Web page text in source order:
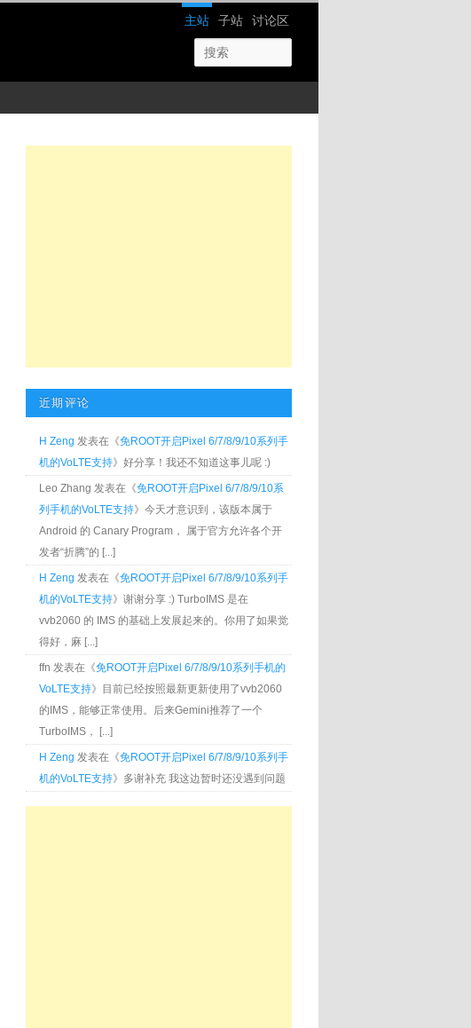
网站导航
主站 子站 讨论区
近期评论
H Zeng 发表在《免ROOT开启Pixel 6/7/8/9/10系列手
机的VoLTE支持》好分享！我还不知道这事儿呢 :)
Leo Zhang 发表在《免ROOT开启Pixel 6/7/8/9/10系
列手机的VoLTE支持》今天才意识到，该版本属于
Android 的 Canary Program， 属于官方允许各个开
发者“折腾”的 [...]
H Zeng 发表在《免ROOT开启Pixel 6/7/8/9/10系列手
机的VoLTE支持》谢谢分享 :) TurboIMS 是在
vvb2060 的 IMS 的基础上发展起来的。你用了如果觉
得好，麻 [...]
ffn 发表在《免ROOT开启Pixel 6/7/8/9/10系列手机的
VoLTE支持》目前已经按照最新更新使用了vvb2060
的IMS，能够正常使用。后来Gemini推荐了一个
TurboIMS， [...]
H Zeng 发表在《免ROOT开启Pixel 6/7/8/9/10系列手
机的VoLTE支持》多谢补充 我这边暂时还没遇到问题